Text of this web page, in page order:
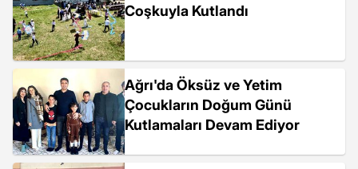
Coşkuyla Kutlandı
Ağrı'da Öksüz ve Yetim
Çocukların Doğum Günü
Kutlamaları Devam Ediyor